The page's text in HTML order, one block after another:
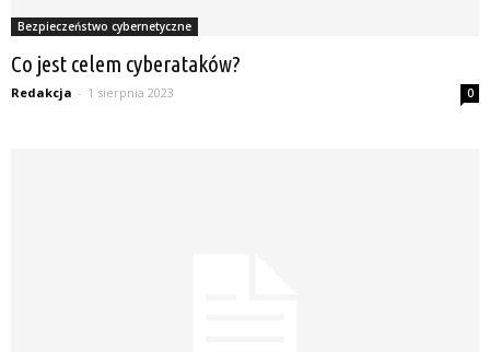
Bezpieczeństwo cybernetyczne
Co jest celem cyberataków?
Redakcja - 1 sierpnia 2023 0